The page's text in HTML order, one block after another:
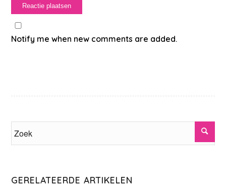
Notify me when new comments are added.
GERELATEERDE ARTIKELEN